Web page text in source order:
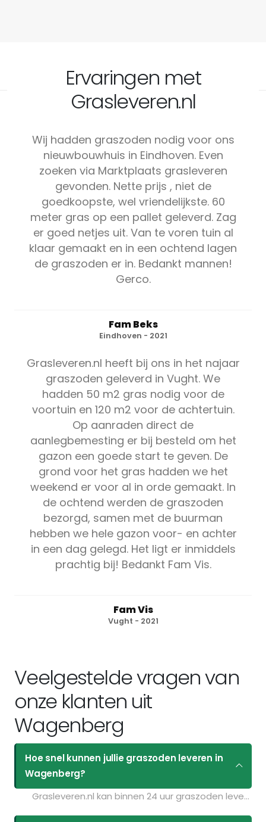
Ervaringen met
Grasleveren.nl
Wij hadden graszoden nodig voor ons
nieuwbouwhuis in Eindhoven. Even
zoeken via Marktplaats grasleveren
gevonden. Nette prijs , niet de
goedkoopste, wel vriendelijkste. 60
meter gras op een pallet geleverd. Zag
er goed netjes uit. Van te voren tuin al
klaar gemaakt en in een ochtend lagen
de graszoden er in. Bedankt mannen!
Gerco.
Fam Beks
Eindhoven - 2021
Grasleveren.nl heeft bij ons in het najaar
graszoden geleverd in Vught. We
hadden 50 m2 gras nodig voor de
voortuin en 120 m2 voor de achtertuin.
Op aanraden direct de
aanlegbemesting er bij besteld om het
gazon een goede start te geven. De
grond voor het gras hadden we het
weekend er voor al in orde gemaakt. In
de ochtend werden de graszoden
bezorgd, samen met de buurman
hebben we hele gazon voor- en achter
in een dag gelegd. Het ligt er inmiddels
prachtig bij! Bedankt Fam Vis.
Fam Vis
Vught - 2021
Veelgestelde vragen van
onze klanten uit
Wagenberg
Hoe snel kunnen jullie graszoden leveren in
Wagenberg?
Grasleveren.nl kan binnen 24 uur graszoden leveren in Wagenberg. Als u bijvoorbeeld graszoden op maandag bestelt voor 11:30 kunt u ze de volgende dag geleverd krijgen. Kijk voor de actuele leverdagen op de pagina